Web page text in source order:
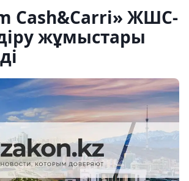
Cash&Carri» ЖШС-
жұмыстары